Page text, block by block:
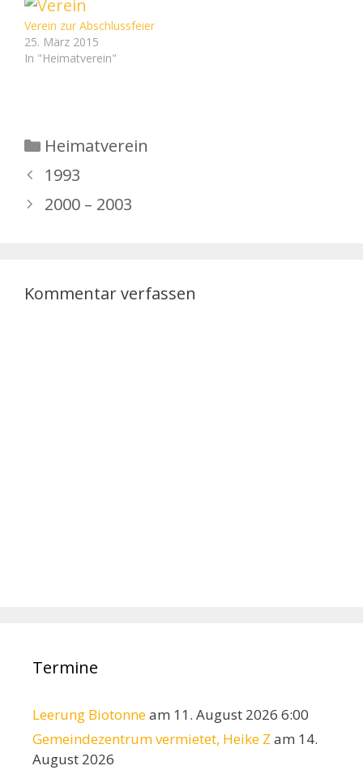
Verein zur Abschlussfeier
25. März 2015
In "Heimatverein"
Kategorien
Heimatverein
1993
2000 – 2003
Kommentar verfassen
Termine
Leerung Biotonneam 11. August 2026 6:00
Gemeindezentrum vermietet, Heike Z am 14.
August 2026